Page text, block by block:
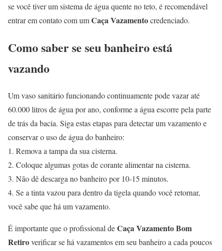
se você tiver um sistema de água quente no teto, é recomendável
entrar em contato com umCaça Vazamentocredenciado.
Como saber se seu banheiro está
vazando
Um vaso sanitário funcionando continuamente pode vazar até
60.000 litros de água por ano, conforme a água escorre pela parte
de trás da bacia. Siga estas etapas para detectar um vazamento e
conservar o uso de água do banheiro:
1. Remova a tampa da sua cisterna.
2. Coloque algumas gotas de corante alimentar na cisterna.
3. Não dê descarga no banheiro por 10-15 minutos.
4. Se a tinta vazou para dentro da tigela quando você retornar,
você sabe que há um vazamento.
É importante que o profissional deCaça Vazamento Bom
Retiroverificar se há vazamentos em seu banheiro a cada poucos